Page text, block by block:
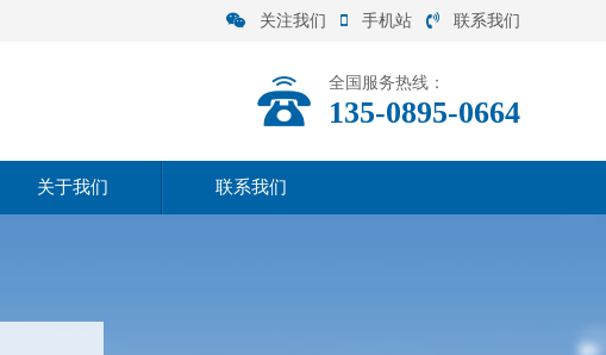
关注我们 手机站 联系我们
全国服务热线：
135-0895-0664
关于我们
经营范围
联系我们